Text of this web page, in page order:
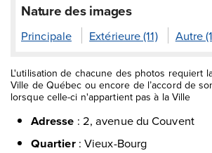
Nature des images
Principale Extérieure (11) Autre
L'utilisation de chacune des photos requiert
Ville de Québec ou encore de l’accord de
lorsque celle-ci n'appartient pas à la Ville
Adresse : 2, avenue du Couvent
Quartier: Vieux-Bourg